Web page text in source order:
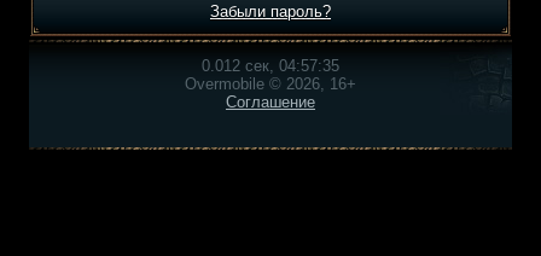
Забыли пароль?
0.012 сек, 04:57:35
Overmobile © 2026, 16+
Соглашение